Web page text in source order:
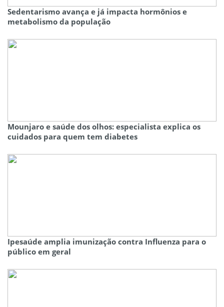
Sedentarismo avança e já impacta hormônios e
metabolismo da população
Mounjaro e saúde dos olhos: especialista explica os
cuidados para quem tem diabetes
Ipesaúde amplia imunização contra Influenza para o
público em geral